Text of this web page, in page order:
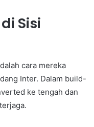
Sisi
cara mereka
Inter. Dalam build-
ke tengah dan